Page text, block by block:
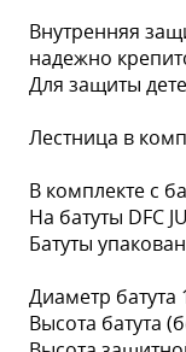
Внутренняя
надежно
Для защиты
Лестница в
В комплекте с
На батуты DFC
Батуты
Диаметр батута
Высота батута